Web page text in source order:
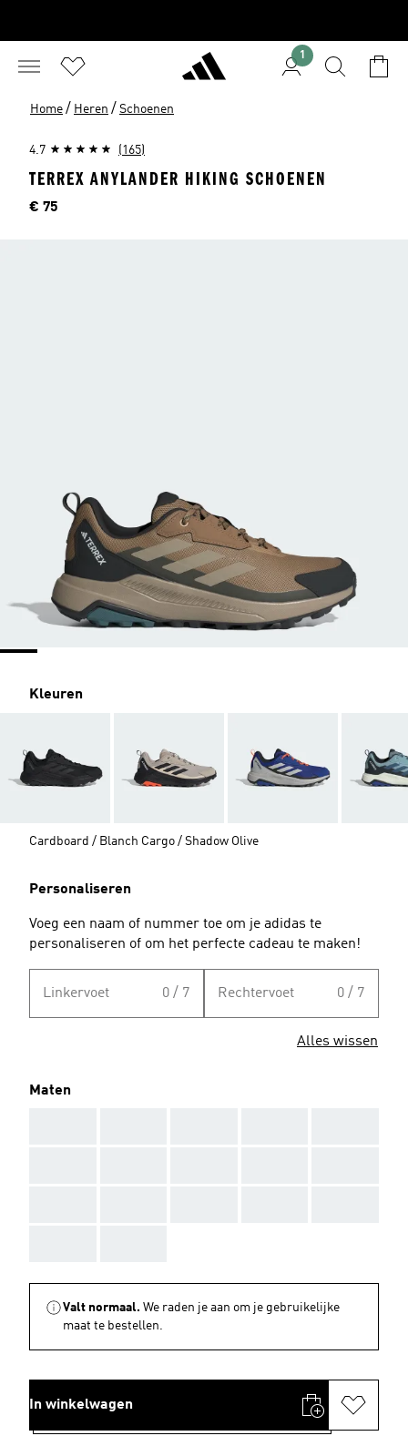
1
Home / Heren / Schoenen
4.7 (165)
TERREX ANYLANDER HIKING SCHOENEN
Price
€ 75
Kleuren
Cardboard / Blanch Cargo / Shadow Olive
Personaliseren
Voeg een naam of nummer toe om je adidas te
personaliseren of om het perfecte cadeau te maken!
Linkervoet 0 / 7 Rechtervoet 0 / 7
Alles wissen
Maten
Valt normaal. We raden je aan om je gebruikelijke
maat te bestellen.
In winkelwagen